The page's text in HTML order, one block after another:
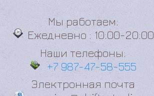
Мы работаем:
Ежедневно : 10:00-20:00
Наши телефоны:
+7 987-47-58-555
Электронная почта